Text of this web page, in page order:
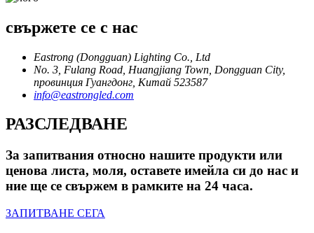
свържете се с нас
Eastrong (Dongguan) Lighting Co., Ltd
No. 3, Fulang Road, Huangjiang Town, Dongguan City,
провинция Гуангдонг, Китай 523587
info@eastrongled.com
РАЗСЛЕДВАНЕ
За запитвания относно нашите продукти или
ценова листа, моля, оставете имейла си до нас и
ние ще се свържем в рамките на 24 часа.
ЗАПИТВАНЕ СЕГА